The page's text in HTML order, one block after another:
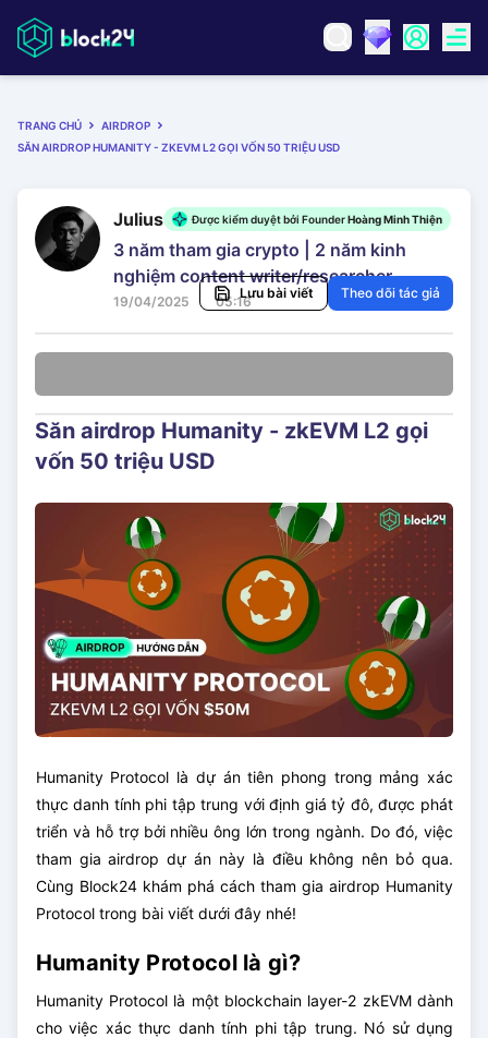
TRANG CHỦ
AIRDROP
SĂN AIRDROP HUMANITY - ZKEVM L2 GỌI VỐN 50 TRIỆU USD
Julius Được kiểm duyệt bởi FounderHoàng Minh Thiện
3 năm tham gia crypto | 2 năm kinh
nghiệm content writer/researcher
19/04/2025 05:16
Lưu bài viết Theo dõi tác giả
Săn airdrop Humanity - zkEVM L2 gọi
vốn 50 triệu USD
Humanity Protocol là dự án tiên phong trong mảng xác
thực danh tính phi tập trung với định giá tỷ đô, được phát
triển và hỗ trợ bởi nhiều ông lớn trong ngành. Do đó, việc
tham gia airdrop dự án này là điều không nên bỏ qua.
Cùng Block24 khám phá cách tham gia airdrop Humanity
Protocol trong bài viết dưới đây nhé!
Humanity Protocol là gì?
Humanity Protocol là một blockchain layer-2 zkEVM dành
cho việc xác thực danh tính phi tập trung. Nó sử dụng